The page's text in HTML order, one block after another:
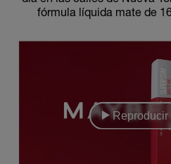
fórmula líquida mate de
Reproducir